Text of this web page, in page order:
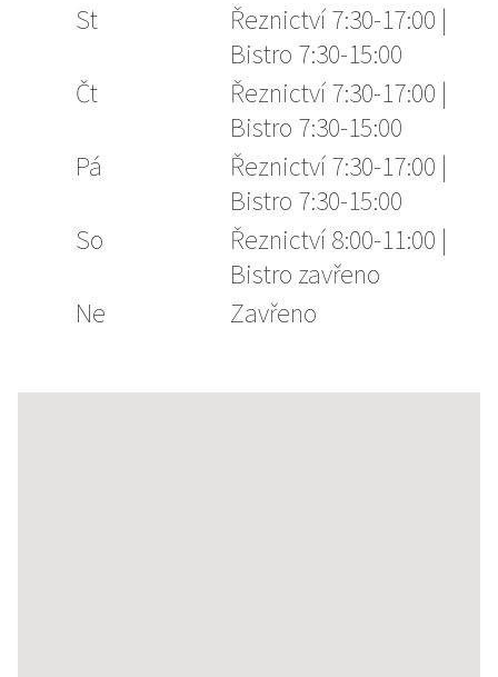
St
Řeznictví 7:30-17:00 |
Bistro 7:30-15:00
Čt
Řeznictví 7:30-17:00 |
Bistro 7:30-15:00
Pá
Řeznictví 7:30-17:00 |
Bistro 7:30-15:00
So
Řeznictví 8:00-11:00 |
Bistro zavřeno
Ne
Zavřeno